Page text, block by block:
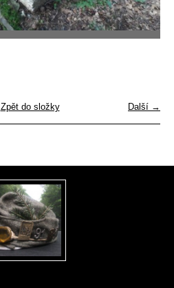
Další →
Zpět do složky